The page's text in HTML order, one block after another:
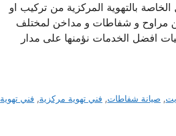
بالتهوية المركزية من تركيب او
من مراوح و شفاطات و مداخن لمختلف
افضل الخدمات نؤمنها على مدار
, صيانة شفاطات, فني تهوية مركزية, فني تهوية